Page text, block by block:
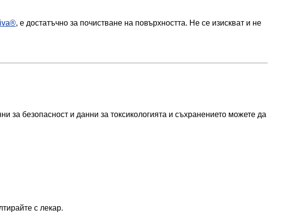
, е достатъчно за почистване на повърхността. Не се изискват и не
безопасност и данни за токсикологията и съхранението можете да
с лекар.